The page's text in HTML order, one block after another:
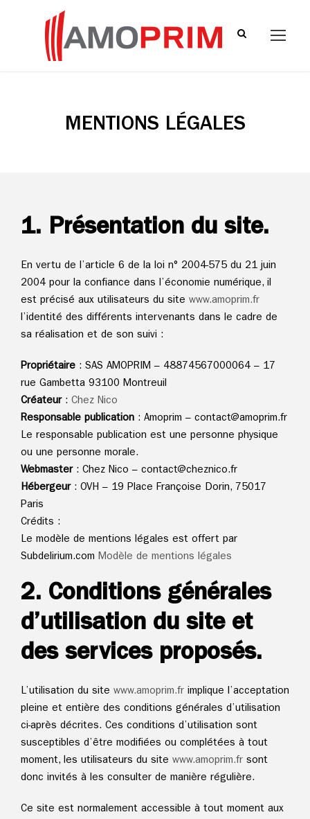
MENTIONS LÉGALES
1. Présentation du site.
En vertu de l’article 6 de la loi n° 2004-575 du 21 juin
2004 pour la confiance dans l’économie numérique, il
est précisé aux utilisateurs du site www.amoprim.fr
l’identité des différents intervenants dans le cadre de
sa réalisation et de son suivi :
Propriétaire : SAS AMOPRIM – 48874567000064 – 17
rue Gambetta 93100 Montreuil
Créateur: Chez Nico
Responsable publication : Amoprim – contact@amoprim.fr
Le responsable publication est une personne physique
ou une personne morale.
Webmaster: Chez Nico – contact@cheznico.fr
Hébergeur: OVH – 19 Place Françoise Dorin, 75017
Paris
Crédits :
Le modèle de mentions légales est offert par
Subdelirium.com Modèle de mentions légales
2. Conditions générales
d’utilisation du site et
des services proposés.
L’utilisation du site www.amoprim.fr implique l’acceptation
pleine et entière des conditions générales d’utilisation
ci-après décrites. Ces conditions d’utilisation sont
susceptibles d’être modifiées ou complétées à tout
moment, les utilisateurs du site www.amoprim.fr sont
donc invités à les consulter de manière régulière.
Ce site est normalement accessible à tout moment aux